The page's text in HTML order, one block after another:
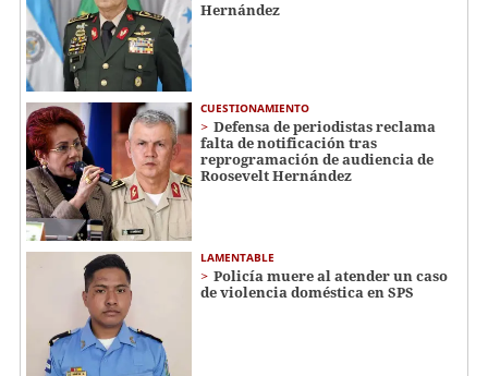
Hernández
CUESTIONAMIENTO
Defensa de periodistas reclama
falta de notificación tras
reprogramación de audiencia de
Roosevelt Hernández
LAMENTABLE
Policía muere al atender un caso
de violencia doméstica en SPS